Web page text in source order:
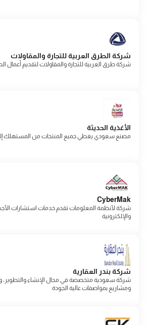
شركة الطرق العربية للتجارة والمقاولات
شركة طرق العربية للتجارة والمقاولات لتقديم أعمال
الأغذية الحديثة
مصنع سعودي يغطي جميع المنتجات من المستهلك
CyberMak
شركة لأنظمة المعلومات تقدم خدمات استشارات
والإلكترونية
شركة بندر العقارية
شركة سعودية متخصصة في مجال الإنشاء والتطوير،
ومشاريع بمواصفات عالية الجودة